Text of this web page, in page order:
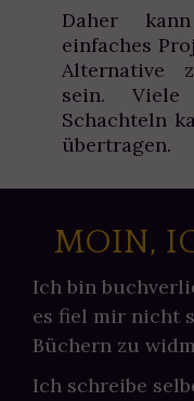
Daher
einfaches
Alternative
sein. Viele
Schachteln
übertragen.
MOIN,
Ich bin
es fiel mir nicht
Büchern zu
Ich schreibe